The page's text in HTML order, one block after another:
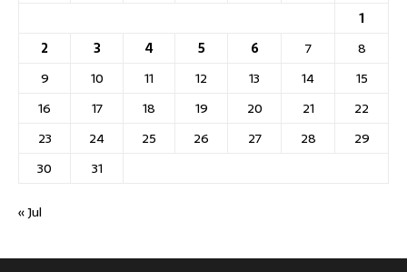
1
2
3 4 5 6 7
8
9
10 11 12 13 14
15
16
17 18 19 20 21
22
23
24 25 26 27 28
29
30
31
« Jul